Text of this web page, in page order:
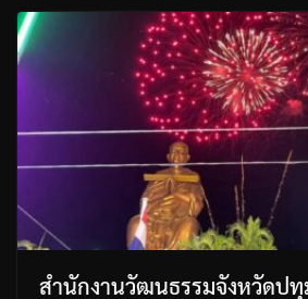
สำนักงานวัฒนธรรมจังหวัดป